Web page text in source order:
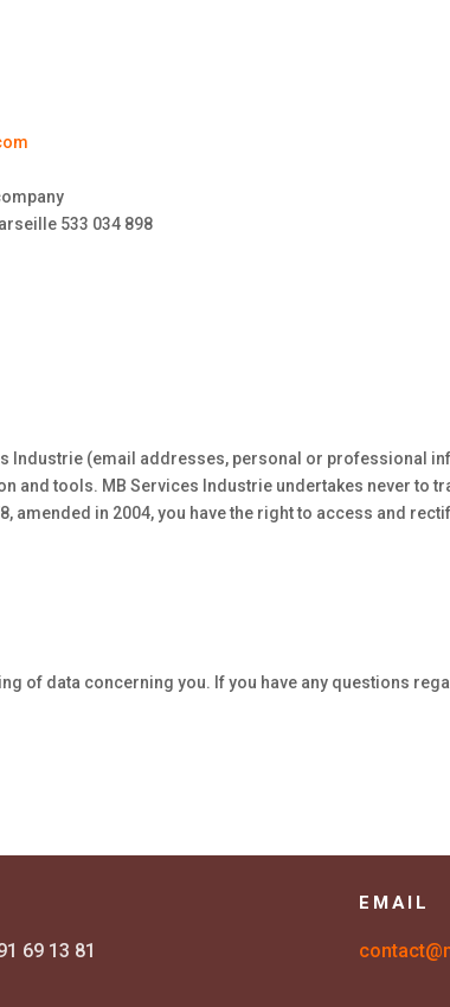
533 034 898
Industrie (email addresses, personal or professional
and tools. MB Services Industrie undertakes never to
amended in 2004, you have the right to access and
of data concerning you. If you have any questions
69 13 81
EMAIL